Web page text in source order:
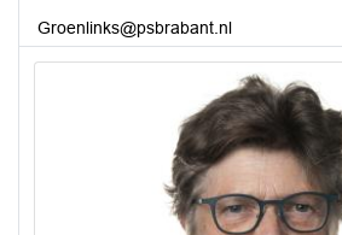
Groenlinks@psbrabant.nl